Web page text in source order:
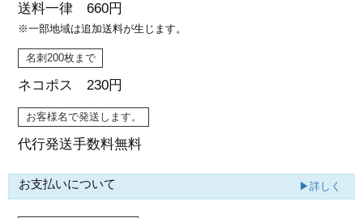
送料一律 660円
※一部地域は追加送料が生じます。
名刺200枚まで
ネコポス 230円
お客様名で発送します。
代行発送手数料無料
お支払いについて ▶詳しく